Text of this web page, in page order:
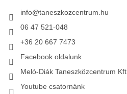
info@taneszkozcentrum.hu
06 47 521-048
+36 20 667 7473
Facebook oldalunk
Meló-Diák Taneszközcentrum Kft
Youtube csatornánk